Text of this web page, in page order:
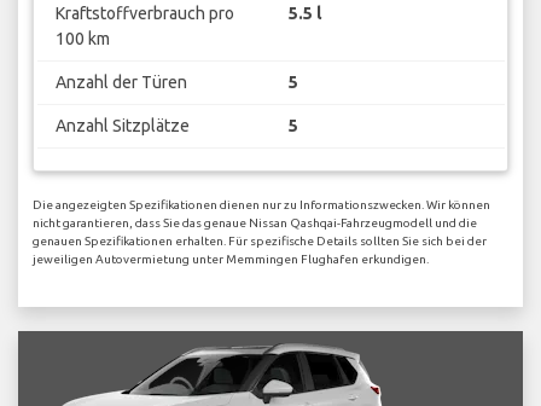
Kraftstoffverbrauch pro
100 km
5.5 l
Anzahl der Türen 5
Anzahl Sitzplätze 5
Die angezeigten Spezifikationen dienen nur zu Informationszwecken. Wir können
nicht garantieren, dass Sie das genaue Nissan Qashqai-Fahrzeugmodell und die
genauen Spezifikationen erhalten. Für spezifische Details sollten Sie sich bei der
jeweiligen Autovermietung unter Memmingen Flughafen erkundigen.